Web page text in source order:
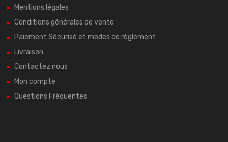
Mentions légales
Conditions générales de vente
Paiement Sécurisé et modes de règlement
Livraison
Contactez nous
Mon compte
Questions Fréquentes